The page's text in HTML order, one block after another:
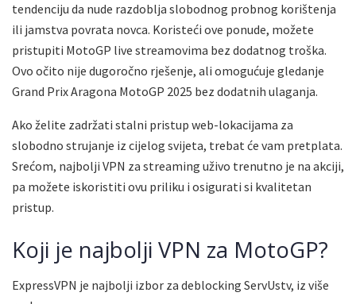
tendenciju da nude razdoblja slobodnog probnog korištenja
ili jamstva povrata novca. Koristeći ove ponude, možete
pristupiti MotoGP live streamovima bez dodatnog troška.
Ovo očito nije dugoročno rješenje, ali omogućuje gledanje
Grand Prix Aragona MotoGP 2025 bez dodatnih ulaganja.
Ako želite zadržati stalni pristup web-lokacijama za
slobodno strujanje iz cijelog svijeta, trebat će vam pretplata.
Srećom, najbolji VPN za streaming uživo trenutno je na akciji,
pa možete iskoristiti ovu priliku i osigurati si kvalitetan
pristup.
Koji je najbolji VPN za MotoGP?
ExpressVPN je najbolji izbor za deblocking ServUstv, iz više